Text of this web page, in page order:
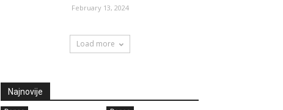
February 13, 2024
Load more
Najnovije